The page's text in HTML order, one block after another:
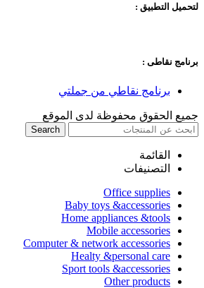
لتحميل التطبيق :
برنامج نقاطى :
برنامج نقاطي من جملتي
جميع الحقوق محفوظة لدى الموقع
Search
القائمة
التصنيفات
Office supplies
Baby toys &accessories
Home appliances &tools
Mobile accessories
Computer & network accessories
Healty &personal care
Sport tools &accessories
Other products